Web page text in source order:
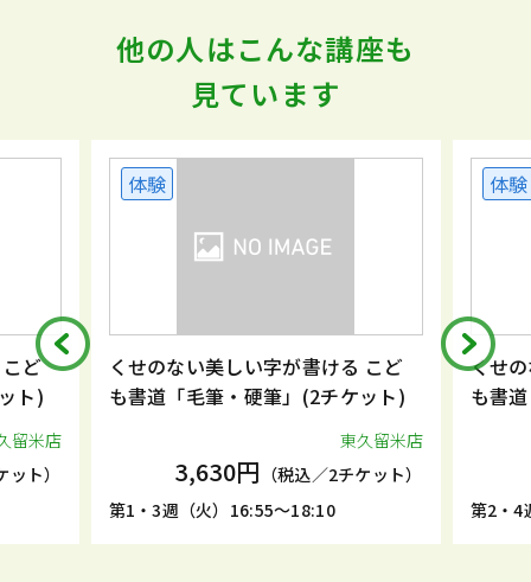
他の人はこんな講座も
見ています
ど
ト)
留米店
ト）
体験
くせのない美しい字が書ける こど
も書道「毛筆・硬筆」(2チケット)
東久留米店
3,630円 （税込／2チケット）
第1・3週（火）16:55～18:10
体験
くせ
も書
第2・4